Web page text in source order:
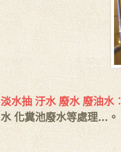
淡水抽 汙水 廢水 廢油水︰
水 化糞池廢水等處理…。